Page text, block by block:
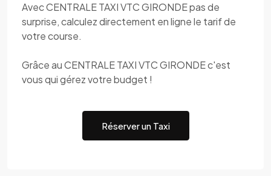
Avec CENTRALE TAXI VTC GIRONDE pas de
surprise, calculez directement en ligne le tarif de
votre course.
Grâce au CENTRALE TAXI VTC GIRONDE c'est
vous qui gérez votre budget !
Réserver un Taxi